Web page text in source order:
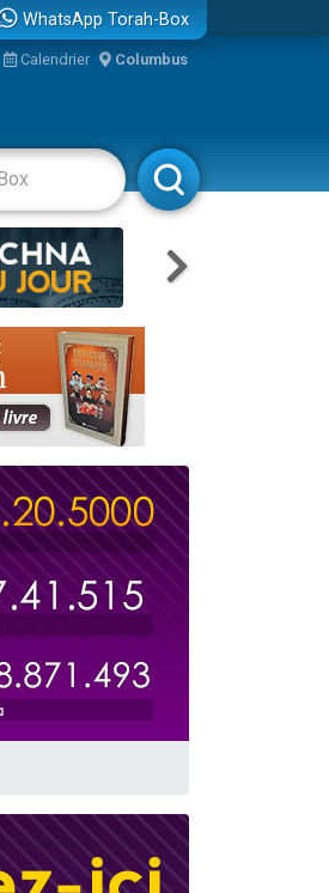
WhatsApp Torah-Box
Calendrier Columbus
Livres Rabbanim